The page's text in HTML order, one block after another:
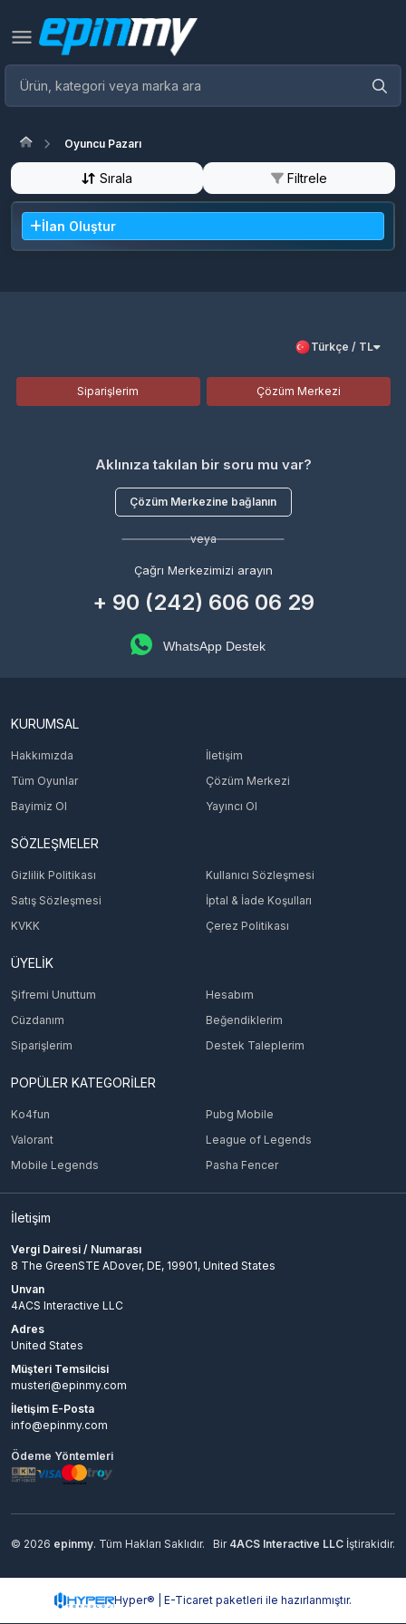
Oyuncu Pazarı
Sırala Filtrele
İlan Oluştur
Türkçe / TL
Siparişlerim Çözüm Merkezi
Aklınıza takılan bir soru mu var?
Çözüm Merkezine bağlanın
veya
Çağrı Merkezimizi arayın
+ 90 (242) 606 06 29
WhatsApp Destek
KURUMSAL
Hakkımızda
İletişim
Tüm Oyunlar
Çözüm Merkezi
Bayimiz Ol
Yayıncı Ol
SÖZLEŞMELER
Gizlilik Politikası
Kullanıcı Sözleşmesi
Satış Sözleşmesi
İptal & İade Koşulları
KVKK
Çerez Politikası
ÜYELİK
Şifremi Unuttum
Hesabım
Cüzdanım
Beğendiklerim
Siparişlerim
Destek Taleplerim
POPÜLER KATEGORİLER
Ko4fun
Pubg Mobile
Valorant
League of Legends
Mobile Legends
Pasha Fencer
İletişim
Vergi Dairesi / Numarası
8 The GreenSTE ADover, DE, 19901, United States
Unvan
4ACS Interactive LLC
Adres
United States
Müşteri Temsilcisi
musteri@epinmy.com
İletişim E-Posta
info@epinmy.com
Ödeme Yöntemleri
© 2026 epinmy. Tüm Hakları Saklıdır. Bir 4ACS Interactive LLC İştirakidir.
Hyper® | E-Ticaret paketleri ile hazırlanmıştır.